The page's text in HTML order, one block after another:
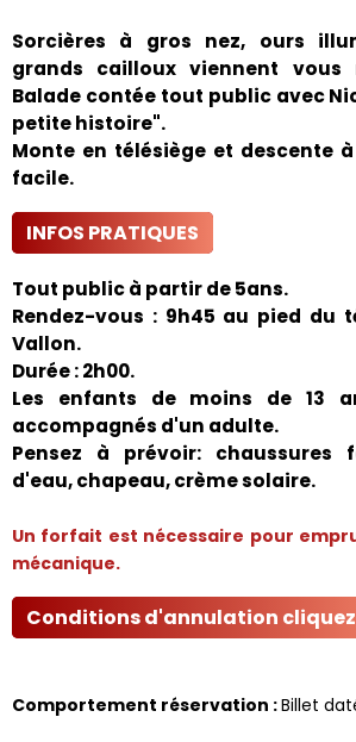
Sorcières à gros nez, ours
grands cailloux viennent vous
Balade contée tout public avec
petite histoire".
Monte en télésiège et descente
facile.
INFOS PRATIQUES
Tout public à partir de 5ans.
Rendez-vous : 9h45 au pied du
Vallon.
Durée: 2h00.
Les enfants de moins de 13
accompagnés d'un adulte.
Pensez à prévoir: chaussures
d'eau, chapeau, crème solaire.
Un forfait est nécessaire pour
mécanique.
Conditions d'annulation
Comportement réservation :Billet